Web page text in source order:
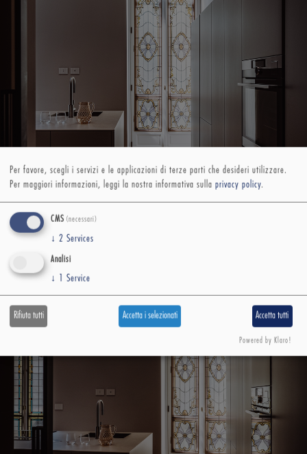
Per favore, scegli i servizi e le applicazioni di terze parti che desideri utilizzare.
Per maggiori informazioni, leggi la nostra informativa sulla privacy policy.
CMS (necessari)
↓ 2 Services
Analisi
↓ Service
Rifiuta tutti Accetta i selezionati Accetta tutti
Powered by Klaro!